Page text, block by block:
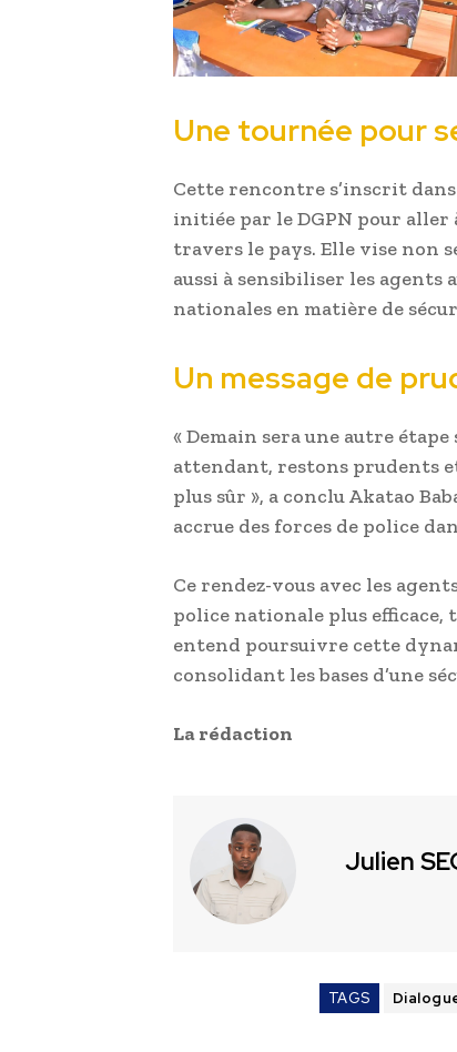
Une tournée pour
Cette rencontre s’inscrit
initiée par le DGPN pour
travers le pays. Elle vise non
aussi à sensibiliser les
nationales en matière de
Un message de
« Demain sera une autre
attendant, restons prudents
plus sûr », a conclu Akatao
accrue des forces de police
Ce rendez-vous avec les
police nationale plus efficace,
entend poursuivre cette
consolidant les bases d’une
La rédaction
Julien
TAGS